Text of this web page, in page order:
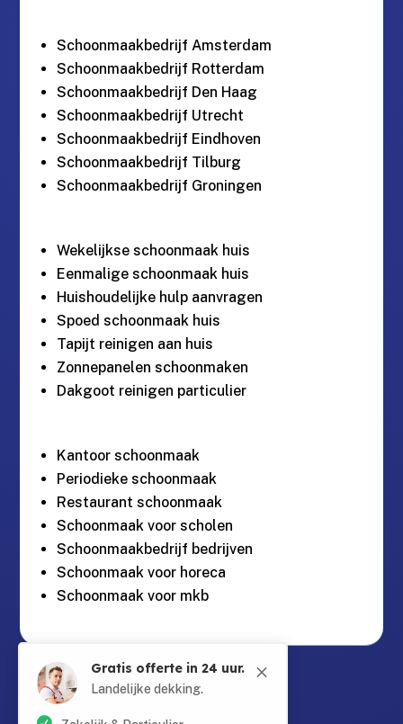
Schoonmaakbedrijf Amsterdam
Schoonmaakbedrijf Rotterdam
Schoonmaakbedrijf Den Haag
Schoonmaakbedrijf Utrecht
Schoonmaakbedrijf Eindhoven
Schoonmaakbedrijf Tilburg
Schoonmaakbedrijf Groningen
Wekelijkse schoonmaak huis
Eenmalige schoonmaak huis
Huishoudelijke hulp aanvragen
Spoed schoonmaak huis
Tapijt reinigen aan huis
Zonnepanelen schoonmaken
Dakgoot reinigen particulier
Kantoor schoonmaak
Periodieke schoonmaak
Restaurant schoonmaak
Schoonmaak voor scholen
Schoonmaakbedrijf bedrijven
Schoonmaak voor horeca
Schoonmaak voor mkb

Guntersteinweg 377,
2531KA Den Haag
M
Gratis offerte in 24 uur.
Landelijke dekking.